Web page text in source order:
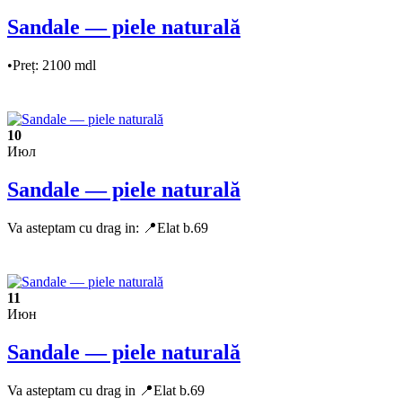
Sandale — piele naturală
•Preț: 2100 mdl
10
Июл
Sandale — piele naturală
Va asteptam cu drag in: 📍Elat b.69
11
Июн
Sandale — piele naturală
Va asteptam cu drag in 📍Elat b.69